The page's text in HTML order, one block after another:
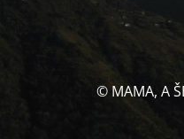
© MAMA, A